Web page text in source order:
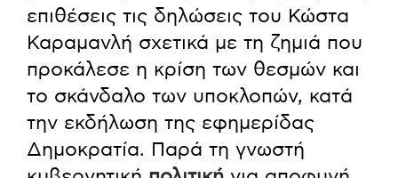
επιθέσεις τις δηλώσεις του Κώστα
Καραμανλή σχετικά με τη ζημιά που
προκάλεσε η κρίση των θεσμών και
το σκάνδαλο των υποκλοπών, κατά
την εκδήλωση της εφημερίδας
Δημοκρατία. Παρά τη γνωστή